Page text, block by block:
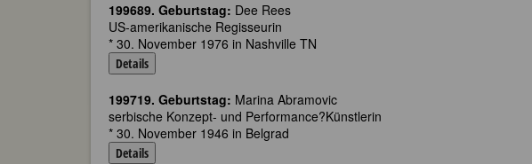
199689. Geburtstag: Dee Rees
US-amerikanische Regisseurin
* 30. November 1976 in Nashville TN
Details
199719. Geburtstag: Marina Abramovic
serbische Konzept- und Performance?Künstlerin
* 30. November 1946 in Belgrad
Details